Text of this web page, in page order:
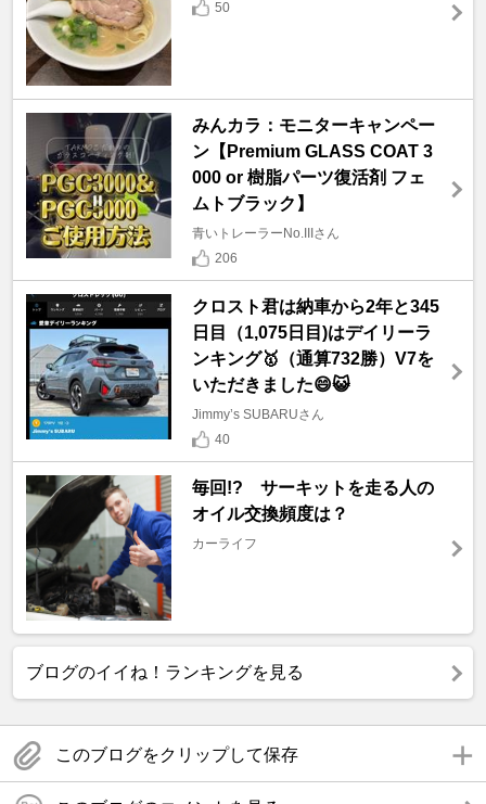
50
みんカラ：モニターキャンペー
ン【Premium GLASS COAT 3
000 or 樹脂パーツ復活剤 フェ
ムトブラック】
青いトレーラーNo.IIIさん
206
クロスト君は納車から2年と345
日目（1,075日目)はデイリーラ
ンキング🥇（通算732勝）V7を
いただきました😄😺
Jimmy’s SUBARUさん
40
毎回!? サーキットを走る人の
オイル交換頻度は？
カーライフ
ブログのイイね！ランキングを見る
このブログをクリップして保存